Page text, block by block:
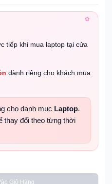
✿
tiếp khi mua laptop tại cửa
dành riêng cho khách mua
cho danh mục Laptop.
thay đổi theo từng thời
Giỏ Hàng